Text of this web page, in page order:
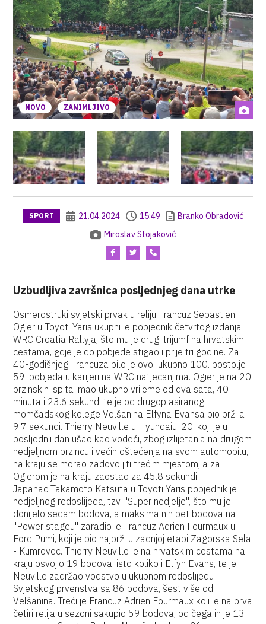
NOVO ZANIMLJIVO
SPORT 21.04.2024 15:49
Branko Obradović
Miroslav Stojaković
Uzbudljiva završnica posljednjeg dana utrke
Osmerostruki svjetski prvak u reliju Francuz Sebastien
Ogier u Toyoti Yaris ukupni je pobjednik četvrtog izdanja
WRC Croatia Rallyja, što mu je drugi trijumf na hrvatskim
cestama, gdje je do pobjede stigao i prije tri godine. Za
40-godišnjeg Francuza bilo je ovo ukupno 100. postolje i
59. pobjeda u karijeri na WRC natjecanjima. Ogier je na 20
brzinskih ispita imao ukupno vrijeme od dva sata, 40
minuta i 23.6 sekundi te je od drugoplasiranog
momčadskog kolege Velšanina Elfyna Evansa bio brži a
9.7 sekundi. Thierry Neuville u Hyundaiu i20, koji je u
posljednji dan ušao kao vodeći, zbog izlijetanja na drugom
nedjeljnom brzincu i većih oštećenja na svom automobilu,
na kraju se morao zadovoljiti trećim mjestom, a za
Ogierom je na kraju zaostao za 45.8 sekundi.
Japanac Takamoto Katsuta u Toyoti Yaris pobjednik je
nedjeljnog redoslijeda, tzv. "Super nedjelje", što mu je
donijelo sedam bodova, a maksimalnih pet bodova na
"Power stageu" zaradio je Francuz Adrien Fourmaux u
Ford Pumi, koji je bio najbrži u zadnjoj etapi Zagorska Sela
- Kumrovec. Thierry Neuville je na hrvatskim cestama na
kraju osvojio 19 bodova, isto koliko i Elfyn Evans, te je
Neuville zadržao vodstvo u ukupnom redoslijedu
Svjetskog prvenstva sa 86 bodova, šest više od
Velšanina. Treći je Francuz Adrien Fourmaux koji je na prva
četiri relija u sezoni sakupio 59 bodova, od čega ih je 13